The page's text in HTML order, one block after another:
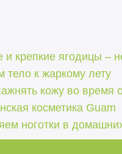
и крепкие ягодицы –
тело к жаркому лету
кожу во время
косметика Guam
ноготки в